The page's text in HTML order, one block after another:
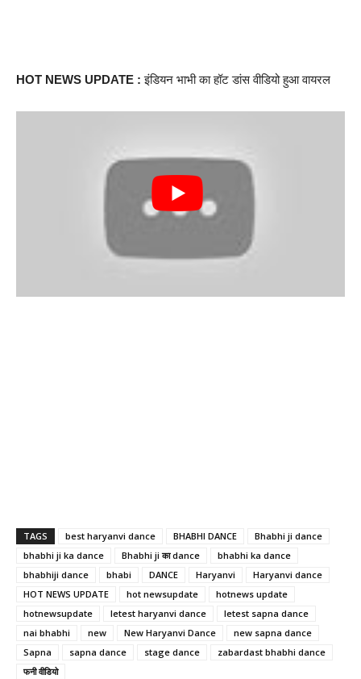
HOT NEWS UPDATE :इंडियन भाभी का हॉट डांस वीडियो हुआ वायरल
TAGS best haryanvi dance BHABHI DANCE
Bhabhi ji dance
bhabhi ji ka dance
Bhabhi ji का dance
bhabhi ka dance
bhabhiji dance
bhabi DANCE Haryanvi
Haryanvi dance
HOT NEWS UPDATE
hot newsupdate
hotnews update
hotnewsupdate
letest haryanvi dance
letest sapna dance
nai bhabhi
new New Haryanvi Dance
new sapna dance
Sapna
sapna dance stage dance
zabardast bhabhi dance
फनी वीडियो